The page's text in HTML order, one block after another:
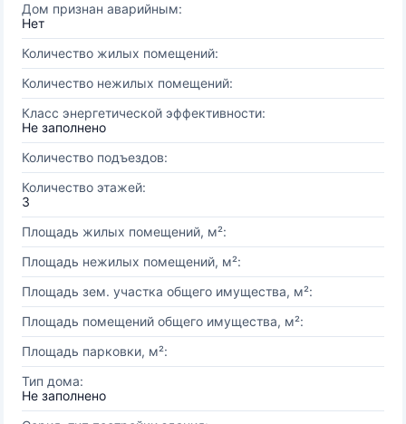
Дом признан аварийным:
Нет
Количество жилых помещений:
Количество нежилых помещений:
Класс энергетической эффективности:
Не заполнено
Количество подъездов:
Количество этажей:
3
Площадь жилых помещений, м²:
Площадь нежилых помещений, м²:
Площадь зем. участка общего имущества, м²:
Площадь помещений общего имущества, м²:
Площадь парковки, м²:
Тип дома:
Не заполнено